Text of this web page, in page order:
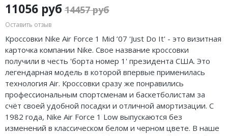
11056 руб 14457 руб
Оставить отзыв
Кроссовки Nike Air Force 1 Mid ’07 'Just Do It' - это визитная
карточка компании Nike. Свое название кроссовки
получили в честь 'борта номер 1' президента США. Это
легендарная модель в которой впервые применилась
технология Air. Кроссовки сразу же понравились
профессиональным спортсменам и баскетболистам за
счёт своей удобной посадки и отличной амортизации. С
1982 года, Nike Air Force 1 Low выпускаются без
изменений в классическом белом и черном цвете. В наше
Air Jordan 36
Air Jordan 1
Air Jordan 3
Air Jordan 4
Air Jordan 5
Air Jordan 6
adidas Harden
adidas Dame
adidas AE
Adidas Yeezy Boost 350 V2